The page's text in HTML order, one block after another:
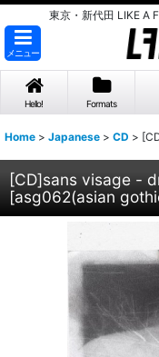
東京・新代田 LIKE A
メニュー
Hello! Formats
Home > Japanese > CD >
[CD]sans visage -
[asg062(asian